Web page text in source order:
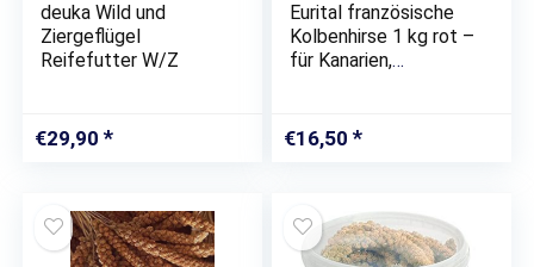
deuka Wild und
Ziergeflügel
Reifefutter W/Z
€29,90
Eurital französische
Kolbenhirse 1 kg rot –
für Kanarien,
€16,50